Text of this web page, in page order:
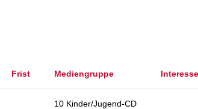
Frist Mediengruppe
10 Kinder/Jugend-CD